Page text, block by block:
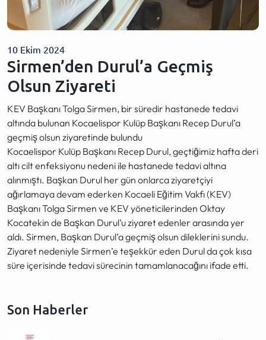
10 Ekim 2024
Sirmen’den Durul’a Geçmiş
Olsun Ziyareti
KEV Başkanı Tolga Sirmen, bir süredir hastanede tedavi
altında bulunan Kocaelispor Kulüp Başkanı Recep Durul’a
geçmiş olsun ziyaretinde bulundu
Kocaelispor Kulüp Başkanı Recep Durul, geçtiğimiz hafta deri
altı cilt enfeksiyonu nedeni ile hastanede tedavi altına
alınmıştı. Başkan Durul her gün onlarca ziyaretçiyi
ağırlamaya devam ederken Kocaeli Eğitim Vakfı (KEV)
Başkanı Tolga Sirmen ve KEV yöneticilerinden Oktay
Kocatekin de Başkan Durul’u ziyaret edenler arasında yer
aldı. Sirmen, Başkan Durul’a geçmiş olsun dileklerini sundu.
Ziyaret nedeniyle Sirmen’e teşekkür eden Durul da çok kısa
süre içerisinde tedavi sürecinin tamamlanacağını ifade etti.
Son Haberler